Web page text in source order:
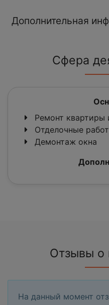
Дополнительная
Сфера
Ремонт квартиры
Отделочные
Демонтаж окна
Отзывы о
На данный момент